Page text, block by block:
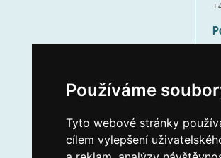
Používáme
Tyto webové stránky
cílem vylepšení